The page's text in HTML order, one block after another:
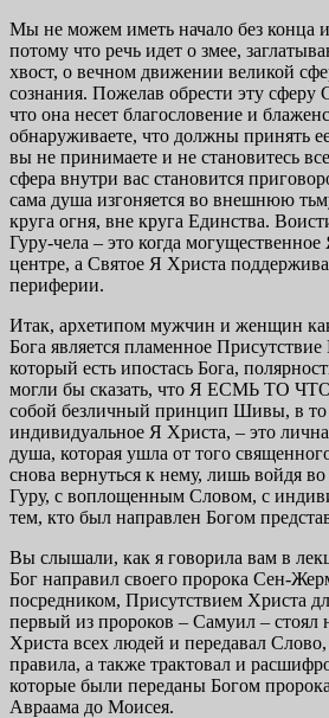
Мы не можем иметь начало без конца
потому что речь идет о змее,
хвост, о вечном движении великой
сознания. Пожелав обрести эту сферу
что она несет благословение и
обнаруживаете, что должны принять
вы не принимаете и не становитесь
сфера внутри вас становится
сама душа изгоняется во внешнюю
круга огня, вне круга Единства.
Гуру-чела – это когда
центре, а Святое Я Христа
периферии.
Итак, архетипом мужчин и женщин
Бога является пламенное
который есть ипостась Бога,
могли бы сказать, что Я ЕСМЬ ТО
собой безличный принцип Шивы, в то
индивидуальное Я Христа, – это
душа, которая ушла от того
снова вернуться к нему, лишь войдя
Гуру, с воплощенным Словом, с
тем, кто был направлен Богом
Вы слышали, как я говорила вам в
Бог направил своего пророка Сен-
посредником, Присутствием Христа
первый из пророков – Самуил – стоял
Христа всех людей и передавал
правила, а также трактовал и
которые были переданы Богом
Авраама до Моисея.